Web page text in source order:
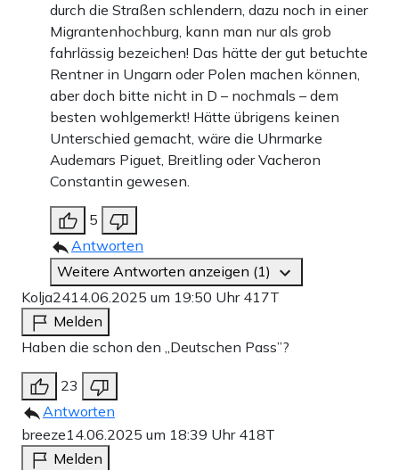
durch die Straßen schlendern, dazu noch in einer
Migrantenhochburg, kann man nur als grob
fahrlässig bezeichen! Das hätte der gut betuchte
Rentner in Ungarn oder Polen machen können,
aber doch bitte nicht in D – nochmals – dem
besten wohlgemerkt! Hätte übrigens keinen
Unterschied gemacht, wäre die Uhrmarke
Audemars Piguet, Breitling oder Vacheron
Constantin gewesen.
5
Antworten
Weitere Antworten anzeigen (1)
Kolja2414.06.2025 um 19:50 Uhr 417T
Melden
Haben die schon den „Deutschen Pass”?
23
Antworten
breeze14.06.2025 um 18:39 Uhr 418T
Melden